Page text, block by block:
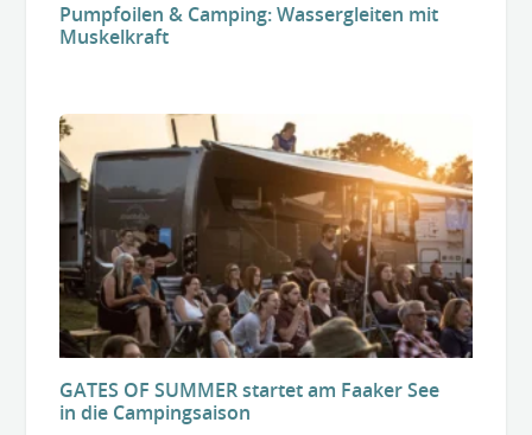
Pumpfoilen & Camping: Wassergleiten mit
Muskelkraft
GATES OF SUMMER startet am Faaker See
in die Campingsaison